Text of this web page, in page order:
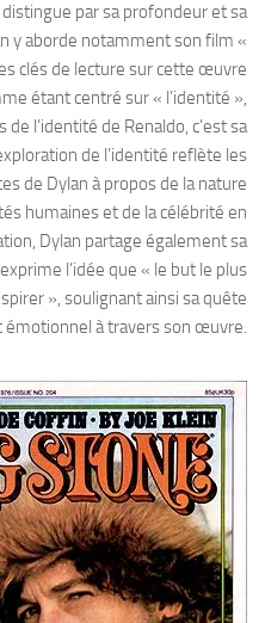
par sa profondeur et sa
y aborde notamment son film «
clés de lecture sur cette œuvre
étant centré sur « l’identité »,
l’identité de Renaldo, c’est sa
de l’identité reflète les
de Dylan à propos de la nature
humaines et de la célébrité en
Dylan partage également sa
l’idée que « le but le plus
», soulignant ainsi sa quête
émotionnel à travers son œuvre.